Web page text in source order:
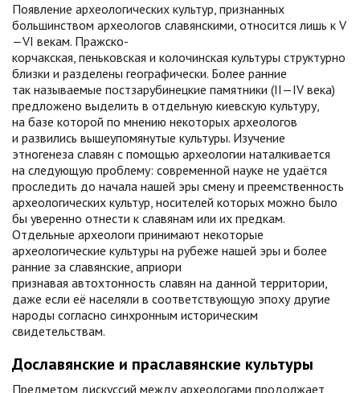
Появление археологических культур, признанных
большинством археологов славянскими, относится лишь к V
—VI векам. Пражско-
корчакская, пеньковская и колочинская культуры структурно
близки и разделены географически. Более ранние
так называемые постзарубинецкие памятники (II—IV века)
предложено выделить в отдельную киевскую культуру,
на базе которой по мнению некоторых археологов
и развились вышеупомянутые культуры. Изучение
этногенеза славян с помощью археологии наталкивается
на следующую проблему: современной науке не удаётся
проследить до начала нашей эры смену и преемственность
археологических культур, носителей которых можно было
бы уверенно отнести к славянам или их предкам.
Отдельные археологи принимают некоторые
археологические культуры на рубеже нашей эры и более
ранние за славянские, априори
признавая автохтонность славян на данной территории,
даже если её населяли в соответствующую эпоху другие
народы согласно синхронным историческим
свидетельствам.
Дославянские и праславянские культуры
Предметом дискуссий между археологами продолжает